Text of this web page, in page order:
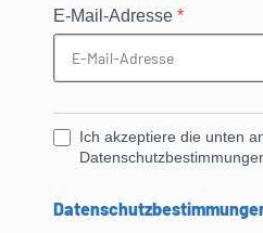
E-Mail-Adresse*
Ich akzeptiere die unten